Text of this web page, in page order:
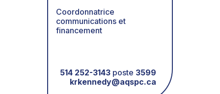
Coordonnatrice
communications et
financement
514 252-3143 poste 3599
krkennedy@aqspc.ca